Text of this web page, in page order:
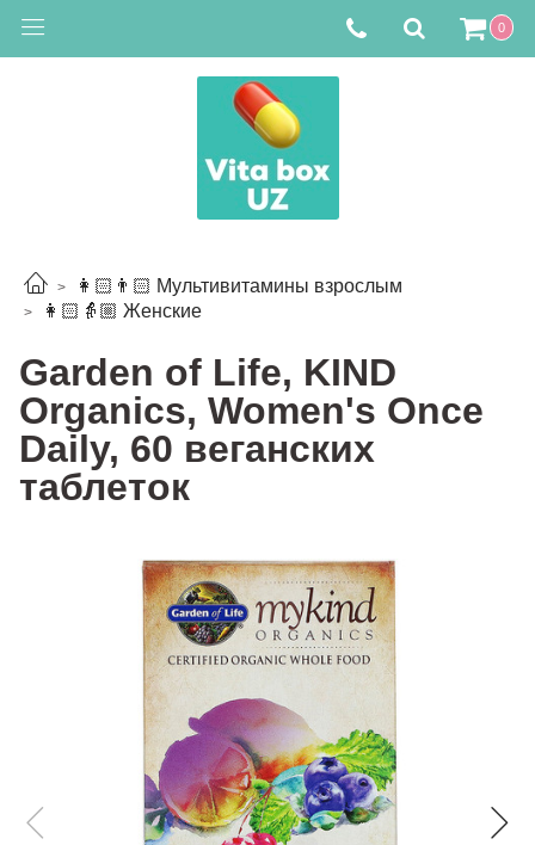
0
👩🏻👨🏻 Мультивитамины взрослым
👩🏻👵🏼 Женские
Garden of Life, KIND
Organics, Women's Once
Daily, 60 веганских
таблеток